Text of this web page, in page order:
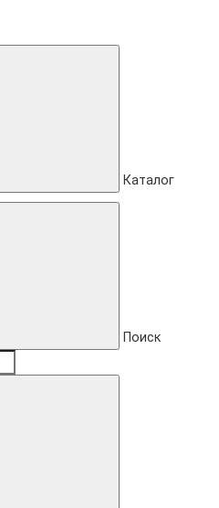
Каталог
Поиск